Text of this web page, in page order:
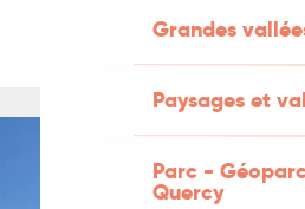
Grandes
Paysages et
Parc -
Quercy